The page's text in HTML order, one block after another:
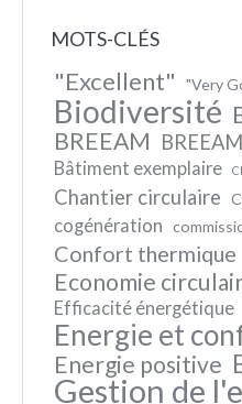
MOTS-CLÉS
"Excellent" "Very
Biodiversité
BREEAM
Bâtiment exemplaire
Chantier circulaire
cogénération
Confort thermique
Economie
Efficacité énergétique
Energie et
Energie positive
Gestion de